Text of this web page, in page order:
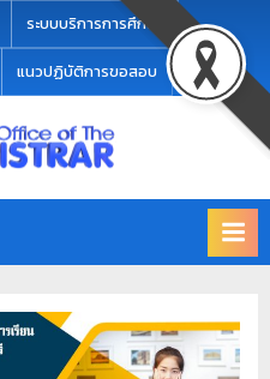
ระบบบริการการศึกษา
แนวปฏิบัติการขอสอบ
นั
ท
เ
บี
the
University
modal-check